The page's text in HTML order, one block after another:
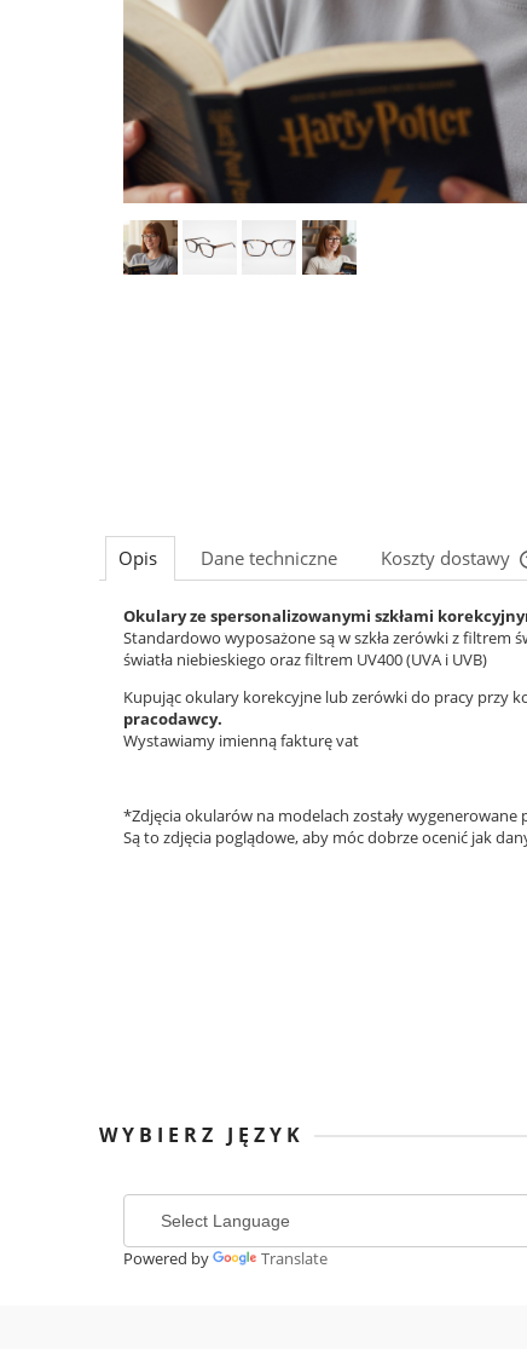
Opis Dane techniczne Koszty dostawy
Okulary ze spersonalizowanymi szkłami
Standardowo wyposażone są w szkła zerówki z filtrem
światła niebieskiego oraz filtrem UV400 (UVA i UVB)
Kupując okulary korekcyjne lub zerówki do pracy przy
pracodawcy.
Wystawiamy imienną fakturę vat
*Zdjęcia okularów na modelach zostały wygenerowane
Są to zdjęcia poglądowe, aby móc dobrze ocenić jak
WYBIERZ JĘZYK
Powered by Translate